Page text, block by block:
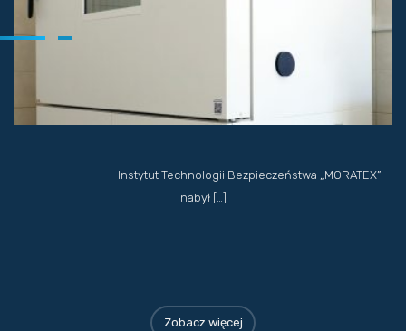
Instytut Technologii Bezpieczeństwa „MORATEX”
nabył […]
Zobacz więcej